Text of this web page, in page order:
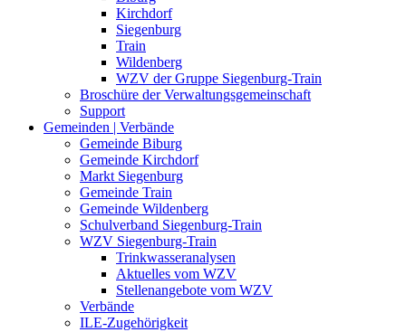
Kirchdorf
Siegenburg
Train
Wildenberg
WZV der Gruppe Siegenburg-Train
Broschüre der Verwaltungsgemeinschaft
Support
Gemeinden | Verbände
Gemeinde Biburg
Gemeinde Kirchdorf
Markt Siegenburg
Gemeinde Train
Gemeinde Wildenberg
Schulverband Siegenburg-Train
WZV Siegenburg-Train
Trinkwasseranalysen
Aktuelles vom WZV
Stellenangebote vom WZV
Verbände
ILE-Zugehörigkeit